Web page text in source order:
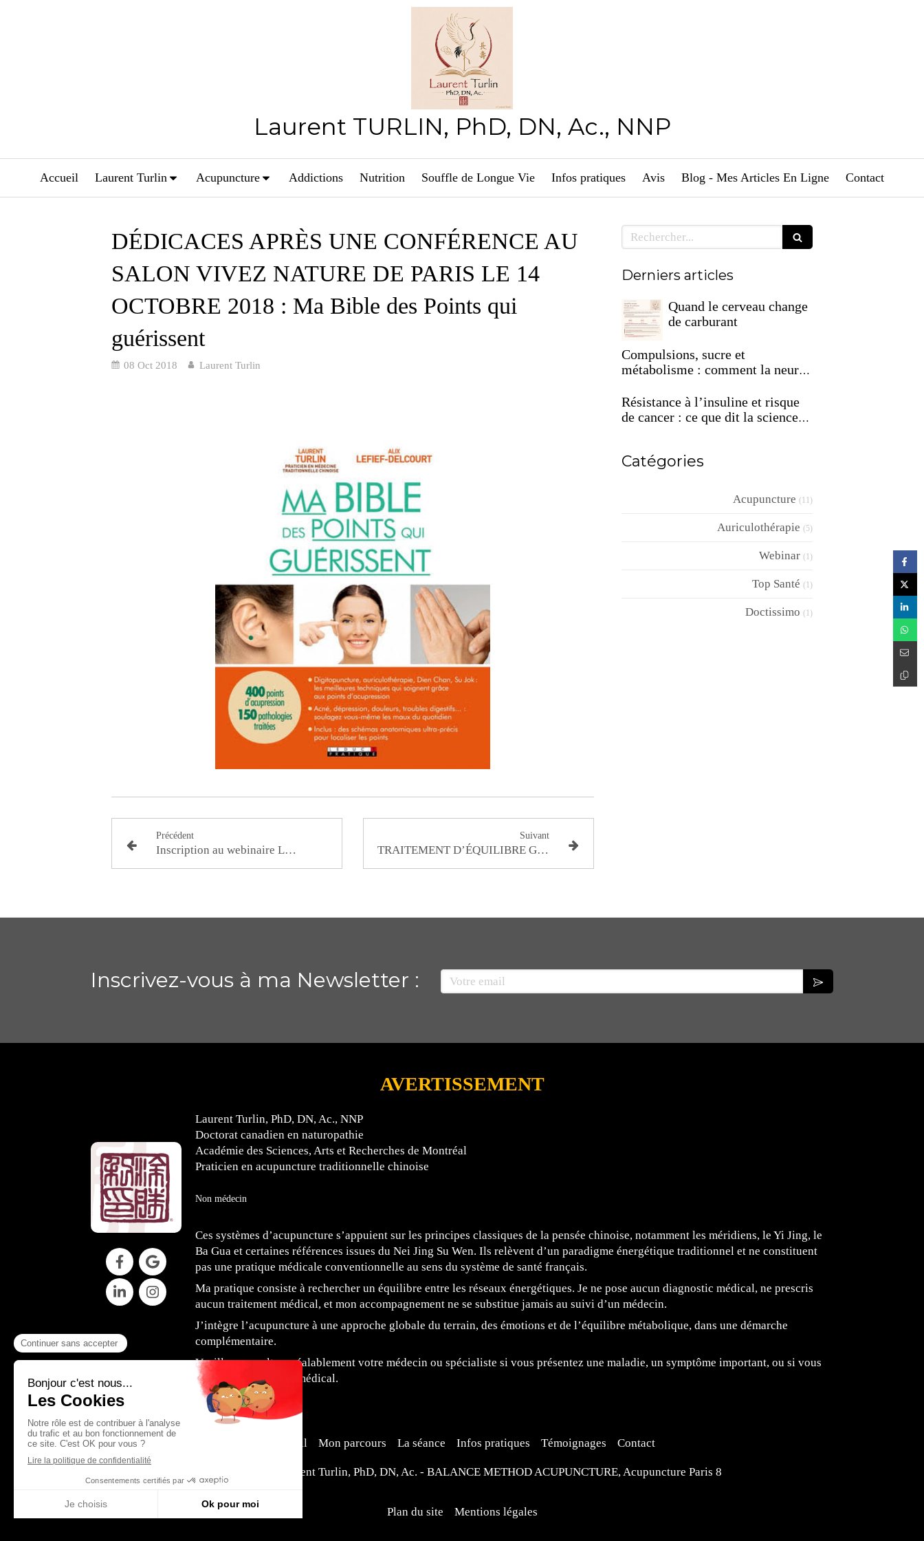
Laurent TURLIN, PhD, DN, Ac., NNP
Accueil Laurent Turlin Acupuncture Addictions Nutrition Souffle de Longue Vie Infos pratiques Avis Blog - Mes Articles En Ligne Contact
DÉDICACES APRÈS UNE CONFÉRENCE AU
SALON VIVEZ NATURE DE PARIS LE 14
OCTOBRE 2018 : Ma Bible des Points qui
guérissent
08 Oct 2018 Laurent Turlin
Précédent
Inscription au webinaire Les trésors anti-âge de la médecine chinoise avec Laurent Turlin
Suivant
TRAITEMENT D’ÉQUILIBRE GLOBAL IMMUNITÉ RESPIRATOIRE DU DR.TAN
Rechercher
Derniers articles
Quand le cerveau change
de carburant
Compulsions, sucre et
métabolisme : comment la neuro-
votre terrain
Résistance à l’insuline et risque
de cancer : ce que dit la science
Catégories
Acupuncture (11)
Auriculothérapie (5)
Webinar (1)
Top Santé (1)
Doctissimo (1)
Inscrivez-vous à ma Newsletter : Votre email
AVERTISSEMENT
Laurent Turlin, PhD, DN, Ac., NNP
Doctorat canadien en naturopathie
Académie des Sciences, Arts et Recherches de Montréal
Praticien en acupuncture traditionnelle chinoise
Non médecin
Ces systèmes d’acupuncture s’appuient sur les principes classiques de la pensée chinoise, notamment les méridiens, le Yi Jing, le
Ba Gua et certaines références issues du Nei Jing Su Wen. Ils relèvent d’un paradigme énergétique traditionnel et ne constituent
pas une pratique médicale conventionnelle au sens du système de santé français.
Ma pratique consiste à rechercher un équilibre entre les réseaux énergétiques. Je ne pose aucun diagnostic médical, ne prescris
aucun traitement médical, et mon accompagnement ne se substitue jamais au suivi d’un médecin.
J’intègre l’acupuncture à une approche globale du terrain, des émotions et de l’équilibre métabolique, dans une démarche
complémentaire.
Veuillez consulter préalablement votre médecin ou spécialiste si vous présentez une maladie, un symptôme important, ou si vous
suivez un traitement médical.
Accueil Mon parcours La séance Infos pratiques Témoignages Contact
© 1999-2026 - Laurent Turlin, PhD, DN, Ac. - BALANCE METHOD ACUPUNCTURE, Acupuncture Paris 8
Plan du site Mentions légales